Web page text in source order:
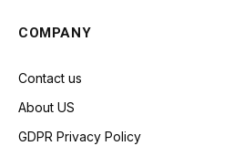
COMPANY
Contact us
About US
GDPR Privacy Policy